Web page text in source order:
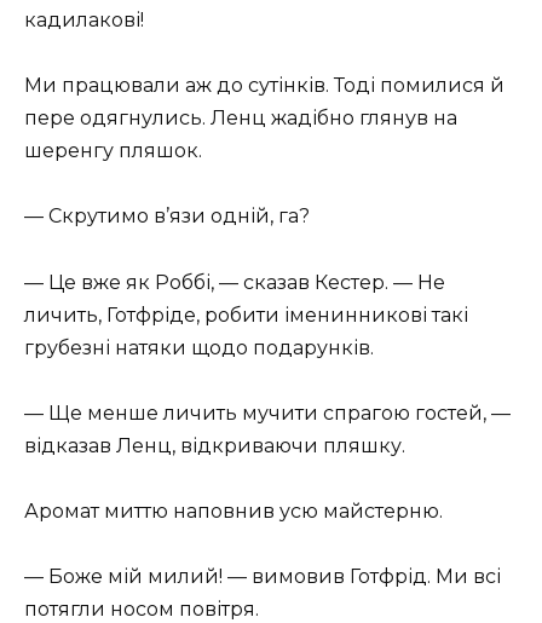
кадилакові!
Ми працювали аж до сутінків. Тоді помилися й
пере одягнулись. Ленц жадібно глянув на
шеренгу пляшок.
— Скрутимо в’язи одній, га?
— Це вже як Роббі, — сказав Кестер. — Не
личить, Готфріде, робити іменинникові такі
грубезні натяки щодо подарунків.
— Ще менше личить мучити спрагою гостей, —
відказав Ленц, відкриваючи пляшку.
Аромат миттю наповнив усю майстерню.
— Боже мій милий! — вимовив Готфрід. Ми всі
потягли носом повітря.